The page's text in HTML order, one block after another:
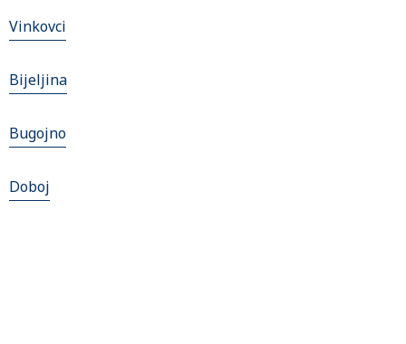
Vinkovci
Bijeljina
Bugojno
Doboj